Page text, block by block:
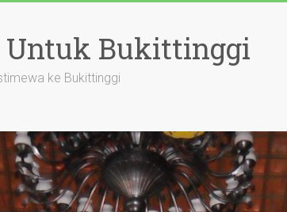
Untuk Bukittinggi
ke Bukittinggi